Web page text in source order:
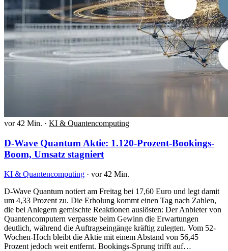
vor 42 Min. · KI & Quantencomputing
D-Wave Quantum Aktie: 1.120-Prozent-Bookings-
Boom, Umsatz stagniert
KI & Quantencomputing · vor 42 Min.
D-Wave Quantum notiert am Freitag bei 17,60 Euro und legt damit
um 4,33 Prozent zu. Die Erholung kommt einen Tag nach Zahlen,
die bei Anlegern gemischte Reaktionen auslösten: Der Anbieter von
Quantencomputern verpasste beim Gewinn die Erwartungen
deutlich, während die Auftragseingänge kräftig zulegten. Vom 52-
Wochen-Hoch bleibt die Aktie mit einem Abstand von 56,45
Prozent jedoch weit entfernt. Bookings-Sprung trifft auf…